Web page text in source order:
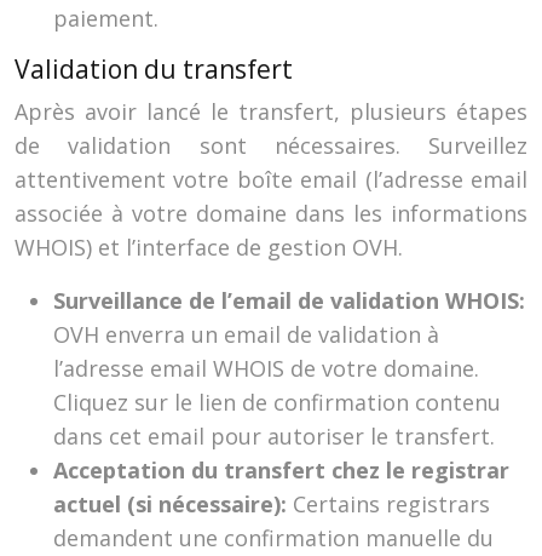
paiement.
Validation du transfert
Après avoir lancé le transfert, plusieurs étapes
de validation sont nécessaires. Surveillez
attentivement votre boîte email (l’adresse email
associée à votre domaine dans les informations
WHOIS) et l’interface de gestion OVH.
Surveillance de l’email de validation WHOIS:
OVH enverra un email de validation à
l’adresse email WHOIS de votre domaine.
Cliquez sur le lien de confirmation contenu
dans cet email pour autoriser le transfert.
Acceptation du transfert chez le registrar
actuel (si nécessaire): Certains registrars
demandent une confirmation manuelle du